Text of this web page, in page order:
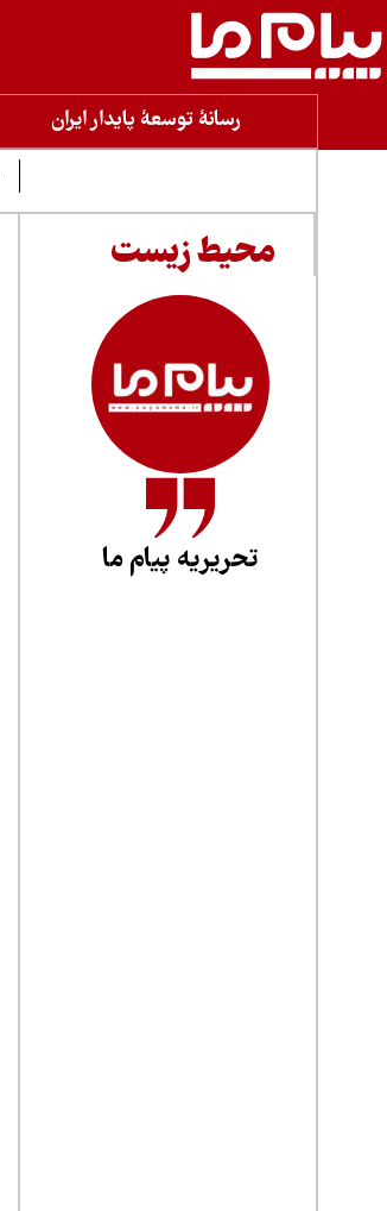
رسانۀ توسعۀ پایدار ایران
محیط زیست
تحریریه پیام ما